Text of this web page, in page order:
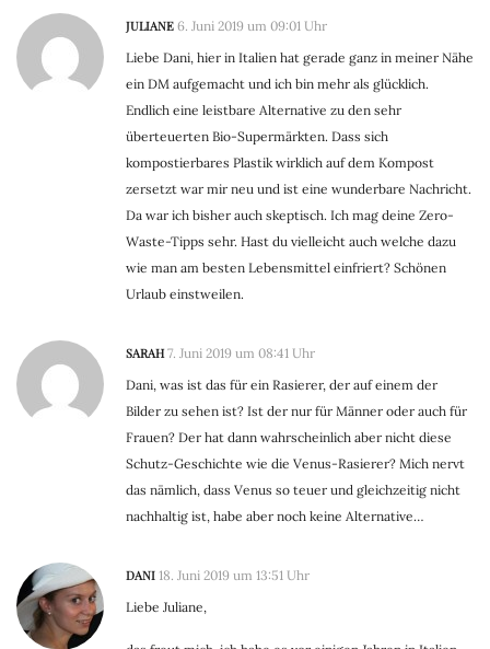
JULIANE 6. Juni 2019 um 09:01 Uhr
Liebe Dani, hier in Italien hat gerade ganz in meiner Nähe
ein DM aufgemacht und ich bin mehr als glücklich.
Endlich eine leistbare Alternative zu den sehr
überteuerten Bio-Supermärkten. Dass sich
kompostierbares Plastik wirklich auf dem Kompost
zersetzt war mir neu und ist eine wunderbare Nachricht.
Da war ich bisher auch skeptisch. Ich mag deine Zero-
Waste-Tipps sehr. Hast du vielleicht auch welche dazu
wie man am besten Lebensmittel einfriert? Schönen
Urlaub einstweilen.
SARAH 7. Juni 2019 um 08:41 Uhr
Dani, was ist das für ein Rasierer, der auf einem der
Bilder zu sehen ist? Ist der nur für Männer oder auch für
Frauen? Der hat dann wahrscheinlich aber nicht diese
Schutz-Geschichte wie die Venus-Rasierer? Mich nervt
das nämlich, dass Venus so teuer und gleichzeitig nicht
nachhaltig ist, habe aber noch keine Alternative…
DANI 18. Juni 2019 um 13:51 Uhr
Liebe Juliane,